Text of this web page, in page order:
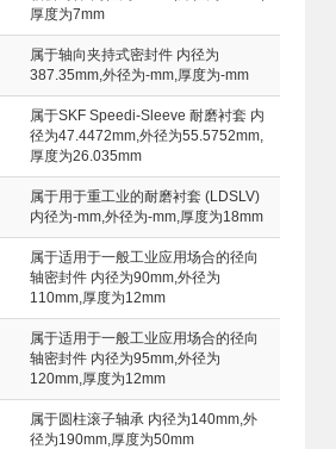
厚度为7mm
属于轴向夹持式密封件 内径为
387.35mm,外径为-mm,厚度为-mm
属于SKF Speedi-Sleeve 耐磨衬套 内
径为47.4472mm,外径为55.5752mm,
厚度为26.035mm
属于用于重工业的耐磨衬套 (LDSLV)
内径为-mm,外径为-mm,厚度为18mm
属于适用于一般工业应用场合的径向
轴密封件 内径为90mm,外径为
110mm,厚度为12mm
属于适用于一般工业应用场合的径向
轴密封件 内径为95mm,外径为
120mm,厚度为12mm
属于圆柱滚子轴承 内径为140mm,外
径为190mm,厚度为50mm